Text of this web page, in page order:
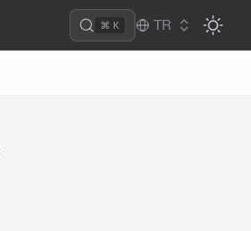
⌘ K TR